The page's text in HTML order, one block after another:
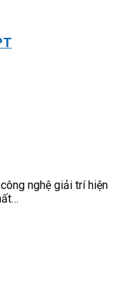
nghệ giải trí hiện